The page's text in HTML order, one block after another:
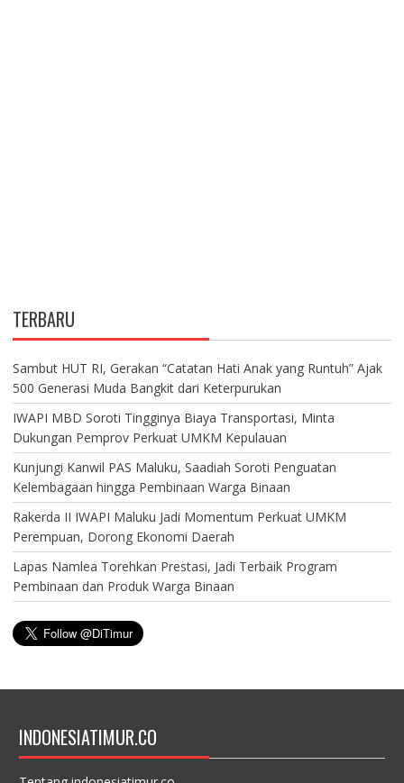
TERBARU
Sambut HUT RI, Gerakan “Catatan Hati Anak yang Runtuh” Ajak
500 Generasi Muda Bangkit dari Keterpurukan
IWAPI MBD Soroti Tingginya Biaya Transportasi, Minta
Dukungan Pemprov Perkuat UMKM Kepulauan
Kunjungi Kanwil PAS Maluku, Saadiah Soroti Penguatan
Kelembagaan hingga Pembinaan Warga Binaan
Rakerda II IWAPI Maluku Jadi Momentum Perkuat UMKM
Perempuan, Dorong Ekonomi Daerah
Lapas Namlea Torehkan Prestasi, Jadi Terbaik Program
Pembinaan dan Produk Warga Binaan
INDONESIATIMUR.CO